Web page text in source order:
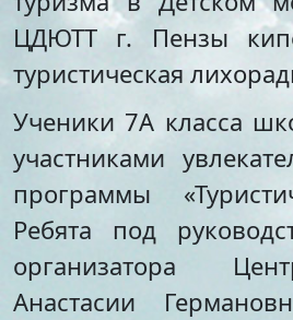
Футбол
Морское
Тхэквондо
Художественная
Лёгкая атлетика
Фитнес-аэробика
Киокусинкай
Дзюдо
Настольный
Шахматы
ЦДЮТТ г. Пензы
туристическая
Ученики 7А класса
участниками
программы
Ребята под
организатора
Анастасии